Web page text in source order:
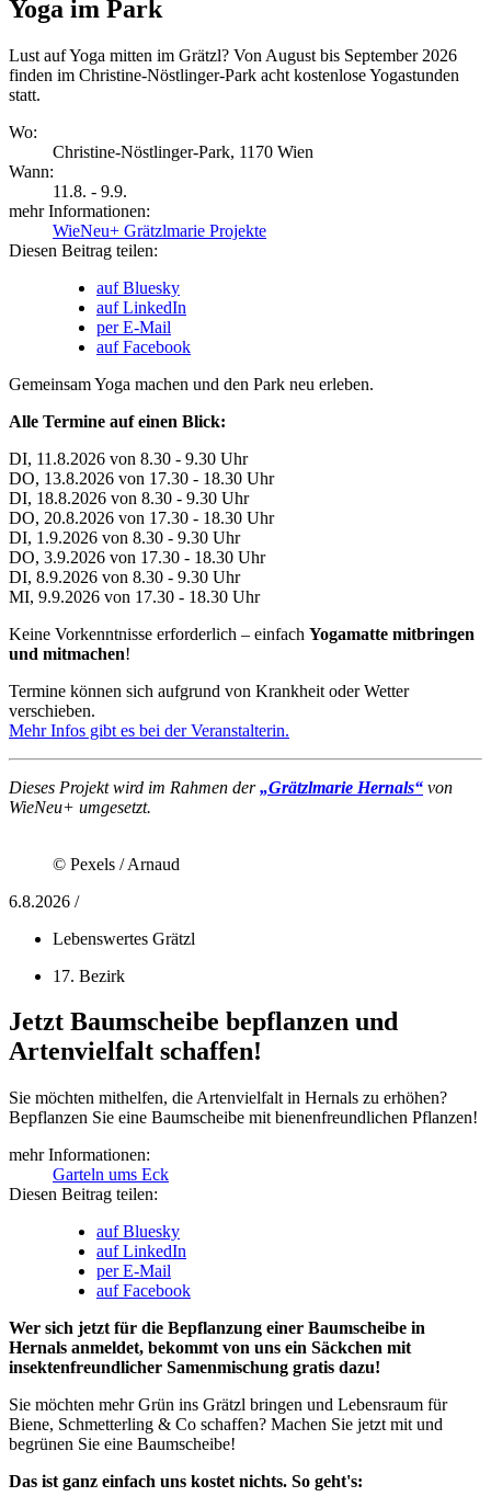
Yoga im Park
Lust auf Yoga mitten im Grätzl? Von August bis September 2026
finden im Christine-Nöstlinger-Park acht kostenlose Yogastunden
statt.
Wo:
Christine-Nöstlinger-Park, 1170 Wien
Wann:
11.8. - 9.9.
mehr Informationen:
WieNeu+ Grätzlmarie Projekte
Diesen Beitrag teilen:
auf Bluesky
auf LinkedIn
per E-Mail
auf Facebook
Gemeinsam Yoga machen und den Park neu erleben.
Alle Termine auf einen Blick:
DI, 11.8.2026 von 8.30 - 9.30 Uhr
DO, 13.8.2026 von 17.30 - 18.30 Uhr
DI, 18.8.2026 von 8.30 - 9.30 Uhr
DO, 20.8.2026 von 17.30 - 18.30 Uhr
DI, 1.9.2026 von 8.30 - 9.30 Uhr
DO, 3.9.2026 von 17.30 - 18.30 Uhr
DI, 8.9.2026 von 8.30 - 9.30 Uhr
MI, 9.9.2026 von 17.30 - 18.30 Uhr
Keine Vorkenntnisse erforderlich – einfach Yogamatte mitbringen
und mitmachen!
Termine können sich aufgrund von Krankheit oder Wetter
verschieben.
Mehr Infos gibt es bei der Veranstalterin.
Dieses Projekt wird im Rahmen der„Grätzlmarie Hernals“ von
WieNeu+ umgesetzt.
© Pexels / Arnaud
6.8.2026 /
Lebenswertes Grätzl
17. Bezirk
Jetzt Baumscheibe bepflanzen und
Artenvielfalt schaffen!
Sie möchten mithelfen, die Artenvielfalt in Hernals zu erhöhen?
Bepflanzen Sie eine Baumscheibe mit bienenfreundlichen Pflanzen!
mehr Informationen:
Garteln ums Eck
Diesen Beitrag teilen:
auf Bluesky
auf LinkedIn
per E-Mail
auf Facebook
Wer sich jetzt für die Bepflanzung einer Baumscheibe in
Hernals anmeldet, bekommt von uns ein Säckchen mit
insektenfreundlicher Samenmischung gratis dazu!
Sie möchten mehr Grün ins Grätzl bringen und Lebensraum für
Biene, Schmetterling & Co schaffen? Machen Sie jetzt mit und
begrünen Sie eine Baumscheibe!
Das ist ganz einfach uns kostet nichts. So geht's: